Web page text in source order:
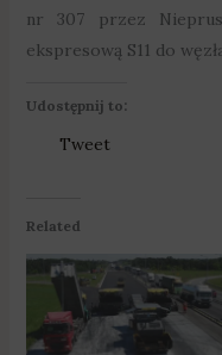
nr 307 przez
ekspresową S11 do
Udostępnij to:
Tweet
Related